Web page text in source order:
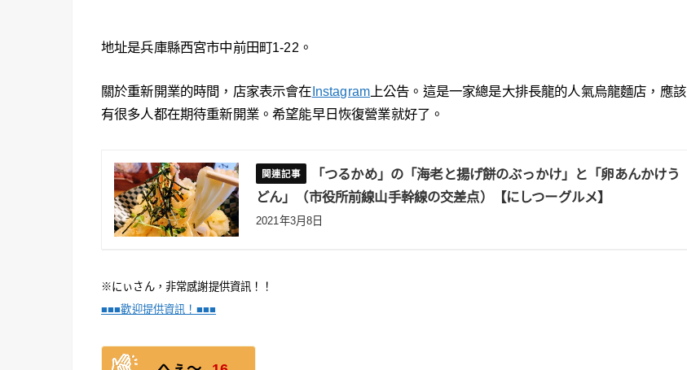
地址是兵庫縣西宮市中前田町1-22。
關於重新開業的時間，店家表示會在Instagram 上公告。這是一家總是大排長龍的人氣烏龍麵店，應該
有很多人都在期待重新開業。希望能早日恢復營業就好了。
「つるかめ」の「海老と揚げ餅のぶっかけ」と「卵あんかけう
どん」（市役所前線山手幹線の交差点）【にしつーグルメ】
2021年3月8日
※にぃさん，非常感謝提供資訊！！
■■■歡迎提供資訊！■■■